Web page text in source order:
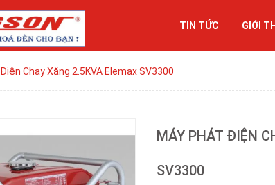
TIN TỨC GIỚI
Chạy Xăng 2.5KVA Elemax SV3300
MÁY PHÁT ĐIỆN
SV3300